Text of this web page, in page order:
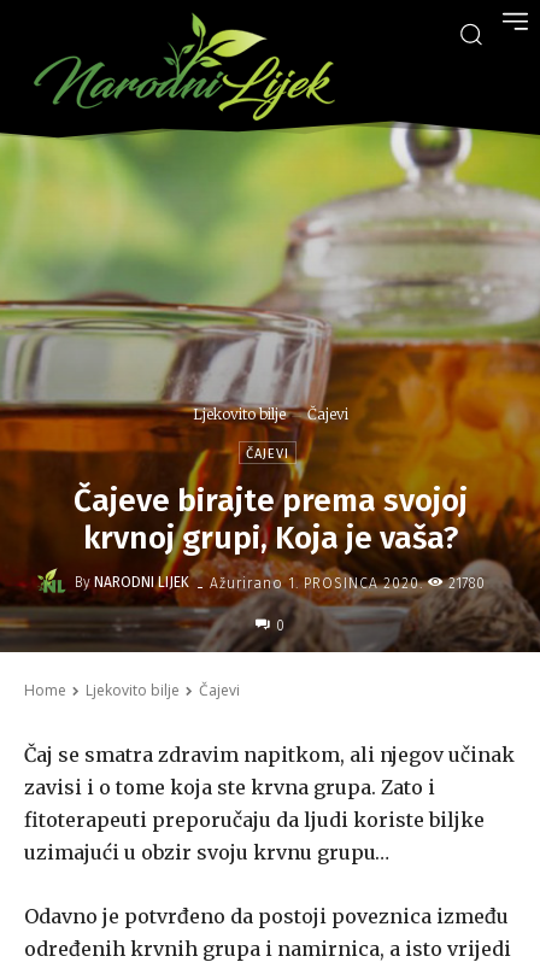
Ljekovito bilje Čajevi
ČAJEVI
Čajeve birajte prema svojoj
krvnoj grupi, Koja je vaša?
By NARODNI LIJEK - Ažurirano 1. PROSINCA 2020. 21780
0
Home Ljekovito bilje Čajevi
Čaj se smatra zdravim napitkom, ali njegov učinak
zavisi i o tome koja ste krvna grupa. Zato i
fitoterapeuti preporučaju da ljudi koriste biljke
uzimajući u obzir svoju krvnu grupu…
Odavno je potvrđeno da postoji poveznica između
određenih krvnih grupa i namirnica, a isto vrijedi